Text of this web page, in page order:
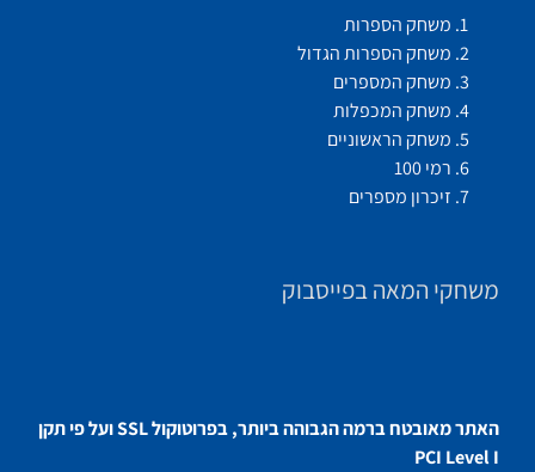
משחק הספרות
משחק הספרות הגדול
משחק המספרים
משחק המכפלות
משחק הראשוניים
רמי 100
זיכרון מספרים
משחקי המאה בפייסבוק
האתר מאובטח ברמה הגבוהה ביותר, בפרוטוקול SSL ועל פי תקן
PCI Level I